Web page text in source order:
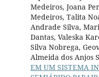
Medeiros, Joana
Medeiros, Talita
Andrade Silva,
Dantas, Valeska
Silva Nobrega,
Almeida dos Anjos
EM UM SISTEMA